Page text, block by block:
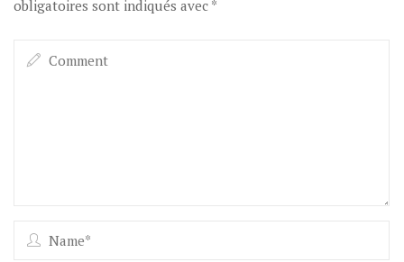
obligatoires sont indiqués avec *